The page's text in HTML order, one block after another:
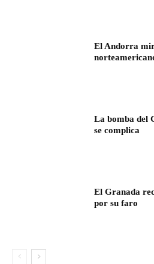
El Andorra
La bomba del
se complica
El Granada
por su faro